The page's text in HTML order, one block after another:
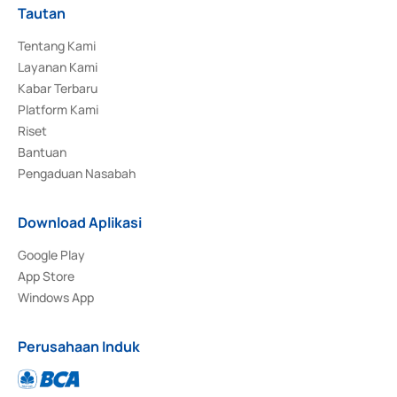
Tautan
Tentang Kami
Layanan Kami
Kabar Terbaru
Platform Kami
Riset
Bantuan
Pengaduan Nasabah
Download Aplikasi
Google Play
App Store
Windows App
Perusahaan Induk